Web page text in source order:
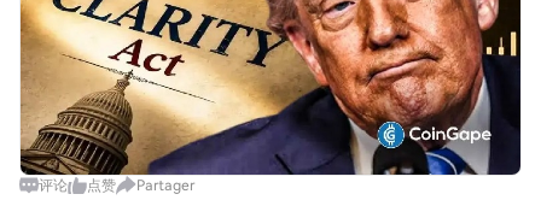
评论 点赞 Partager